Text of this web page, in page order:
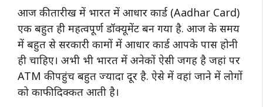
आज की तारीख में भारत में आधार कार्ड (Aadhar Card)
एक बहुत ही महत्वपूर्ण डॉक्यूमेंट बन गया है. आज के समय
में बहुत से सरकारी कामों में आधार कार्ड आपके पास होनी
ही चाहिए। अभी भी भारत में अनेकों ऐसी जगह है जहां पर
ATM की पहुंच बहुत ज्यादा दूर है. ऐसे में वहां जाने में लोगों
को काफी दिक्कत आती है।